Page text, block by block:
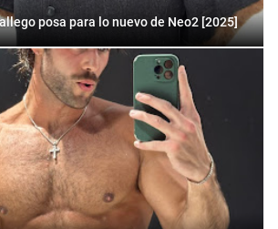
posa para lo nuevo de Neo2 [2025]